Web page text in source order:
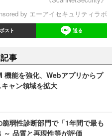
by エーアイセキュリティラボ
ポスト 送る
事
能を強化、Webアプリからプ
ャン領域を拡大
弱性診断部門で「1年間で最も
～ 品質と再現性等が評価